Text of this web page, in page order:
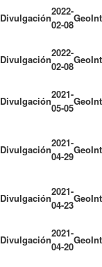
Divulgación
2022-
02-08
GeoInt
Divulgación
2022-
02-08
GeoInt
Divulgación
2021-
05-05
GeoInt
Divulgación
2021-
04-29
GeoInt
Divulgación
2021-
04-23
GeoInt
Divulgación
2021-
04-20
GeoInt